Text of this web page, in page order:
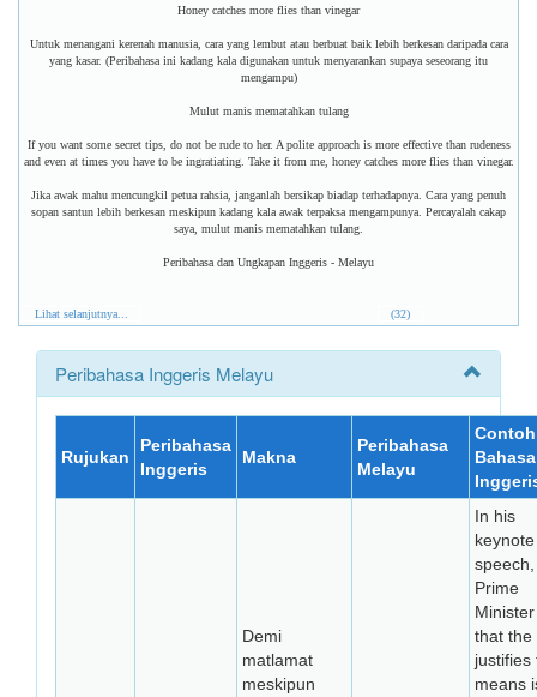
Honey catches more flies than vinegar
Untuk menangani kerenah manusia, cara yang lembut atau berbuat baik lebih berkesan daripada cara
yang kasar. (Peribahasa ini kadang kala digunakan untuk menyarankan supaya seseorang itu
mengampu)
Mulut manis mematahkan tulang
If you want some secret tips, do not be rude to her. A polite approach is more effective than rudeness
and even at times you have to be ingratiating. Take it from me, honey catches more flies than vinegar.
Jika awak mahu mencungkil petua rahsia, janganlah bersikap biadap terhadapnya. Cara yang penuh
sopan santun lebih berkesan meskipun kadang kala awak terpaksa mengampunya. Percayalah cakap
saya, mulut manis mematahkan tulang.
Peribahasa dan Ungkapan Inggeris - Melayu
Lihat selanjutnya... (32)
Peribahasa Inggeris Melayu
Rujukan
Peribahasa
Inggeris
Makna
Peribahasa
Melayu
Contoh
Bahasa
Demi
matlamat
meskipun
In his
keynote
Prime
that the
justifies
means